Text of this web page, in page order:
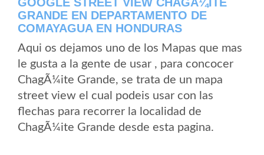
GRANDE EN DEPARTAMENTO DE
COMAYAGUA EN HONDURAS
Aqui os dejamos uno de los Mapas que mas
le gusta a la gente de usar , para concocer
ChagÃ¼ite Grande, se trata de un mapa
street view el cual podeis usar con las
flechas para recorrer la localidad de
ChagÃ¼ite Grande desde esta pagina.